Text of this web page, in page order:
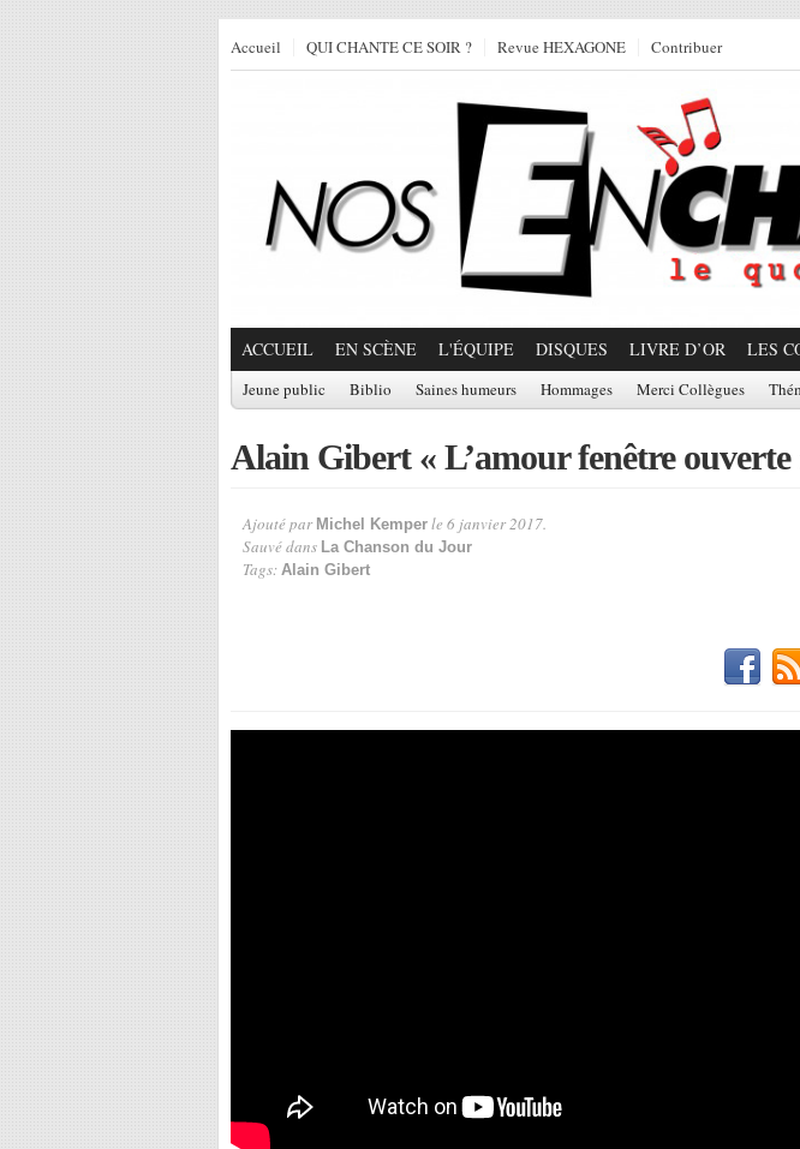
Accueil QUI CHANTE CE SOIR ? Revue HEXAGONE Contribuer
ACCUEIL EN SCÈNE L'ÉQUIPE DISQUES LIVRE D’OR LES
Jeune public Biblio Saines humeurs Hommages Merci Collègues
Alain Gibert « L’amour fenêtre ouverte
Ajouté par Michel Kemper le 6 janvier 2017.
Sauvé dans La Chanson du Jour
Tags: Alain Gibert